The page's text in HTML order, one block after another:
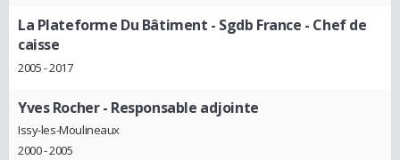
La Plateforme Du Bâtiment - Sgdb France - Chef de
caisse
2005 - 2017
Yves Rocher- Responsable adjointe
Issy-les-Moulineaux
2000 - 2005